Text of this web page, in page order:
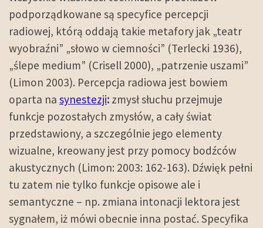
podporządkowane są specyfice percepcji
radiowej, którą oddają takie metafory jak „teatr
wyobraźni” „słowo w ciemności” (Terlecki 1936),
„ślepe medium” (Crisell 2000), „patrzenie uszami”
(Limon 2003). Percepcja radiowa jest bowiem
oparta na synestezji: zmysł słuchu przejmuje
funkcje pozostałych zmysłów, a cały świat
przedstawiony, a szczególnie jego elementy
wizualne, kreowany jest przy pomocy bodźców
akustycznych (Limon: 2003: 162-163). Dźwięk pełni
tu zatem nie tylko funkcje opisowe ale i
semantyczne – np. zmiana intonacji lektora jest
sygnałem, iż mówi obecnie inna postać. Specyfika